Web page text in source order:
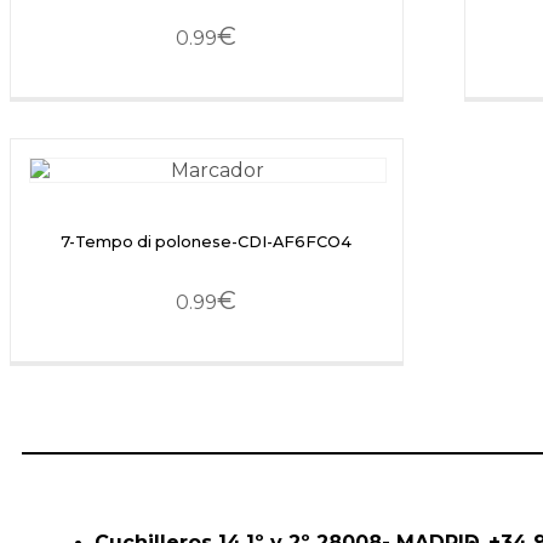
0.99€
7-Tempo di polonese-CDI-AF6FCO4
0.99€